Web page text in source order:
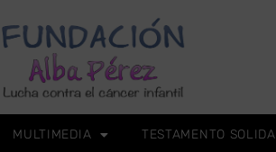
MULTIMEDIA TESTAMENTO